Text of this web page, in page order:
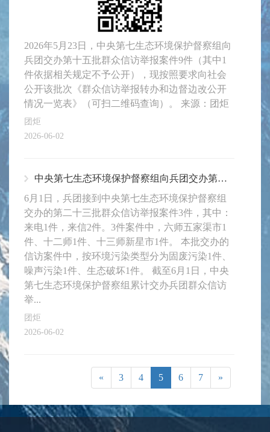
2026年5月23日，中央第七生态环境保护督察组向
兵团交办第十五批群众信访举报案件9件（其中1
件依据相关规定不予公开），现按照要求向社会
公开该批次《群众信访举报转办和边督边改公开
情况一览表》（可扫二维码查询）。 来源：团炬
团炬
2026-06-02
中央第七生态环境保护督察组向兵团交办第二十三批群众信访举报案件3件
6月1日，兵团接到中央第七生态环境保护督察组
交办的第二十三批群众信访举报案件3件，其中：
来电1件，来信2件。3件案件中，六师五家渠市1
件、十二师1件、十三师新星市1件。 本批交办的
信访案件中，按环境污染类型分为固废污染1件、
噪声污染1件、生态破坏1件。 截至6月1日，中央
第七生态环境保护督察组累计交办兵团群众信访
举...
团炬
2026-06-02
« 3 4 5 6 7 »